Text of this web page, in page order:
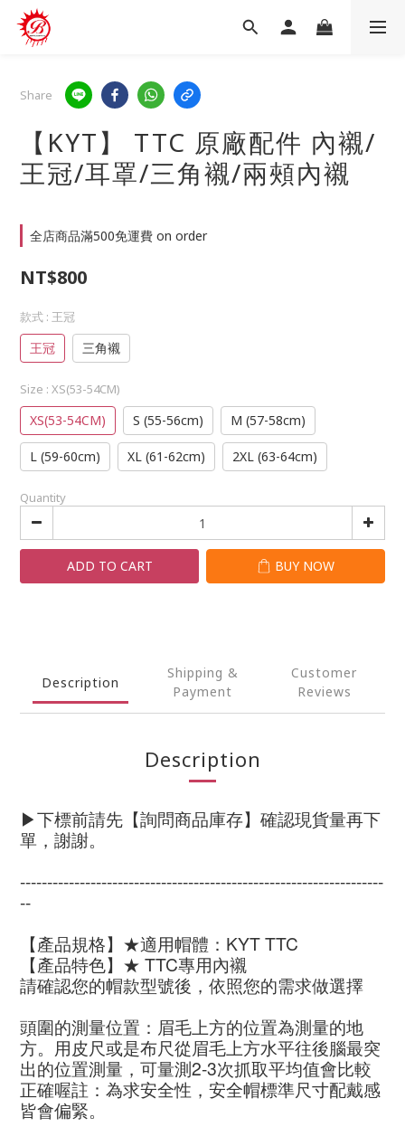
Share
【KYT】 TTC 原廠配件 內襯/
王冠/耳罩/三角襯/兩頰內襯
全店商品滿500免運費 on order
NT$800
款式 : 王冠
王冠 三角襯
Size : XS(53-54CM)
XS(53-54CM) S (55-56cm) M (57-58cm)
L (59-60cm) XL (61-62cm) 2XL (63-64cm)
Quantity
ADD TO CART BUY NOW
Description
Shipping &
Payment
Customer
Reviews
Description
▶下標前請先【詢問商品庫存】確認現貨量再下
單，謝謝。
-------------------------------------------------------------------
--
【產品規格】★適用帽體：KYT TTC
【產品特色】★ TTC專用內襯
請確認您的帽款型號後，依照您的需求做選擇
頭圍的測量位置：眉毛上方的位置為測量的地
方。用皮尺或是布尺從眉毛上方水平往後腦最突
出的位置測量，可量測2-3次抓取平均值會比較
正確喔註：為求安全性，安全帽標準尺寸配戴感
皆會偏緊。